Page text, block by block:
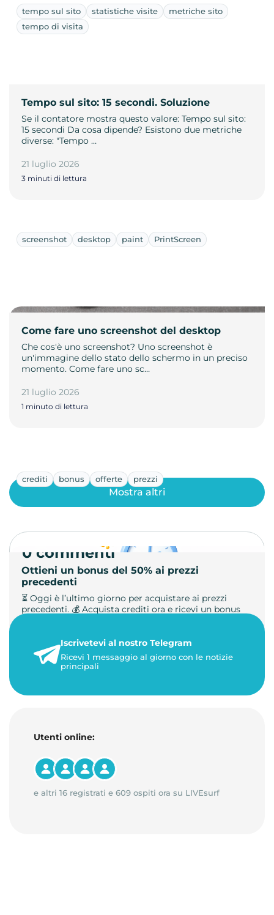
tempo sul sito statistiche visite
metriche sito
tempo di visita
Tempo sul sito: 15 secondi. Soluzione
Se il contatore mostra questo valore: Tempo sul sito:
15 secondi Da cosa dipende? Esistono due metriche
diverse: "Tempo …
21 luglio 2026
3 minuti di lettura
screenshot desktop paint PrintScreen
Come fare uno screenshot del desktop
Che cos'è uno screenshot? Uno screenshot è
un'immagine dello stato dello schermo in un preciso
momento. Come fare uno sc…
21 luglio 2026
1 minuto di lettura
crediti bonus offerte prezzi
Ottieni un bonus del 50% ai prezzi
precedenti
⏳ Oggi è l’ultimo giorno per acquistare ai prezzi
precedenti. 💰 Acquista crediti ora e ricevi un bonus
23 maggio 2026
1 minuto di lettura
Mostra altri
0 commenti
Iscrivetevi al nostro Telegram
Ricevi 1 messaggio al giorno con le notizie
principali
Utenti online:
e altri 16 registrati e 609 ospiti ora su LIVEsurf